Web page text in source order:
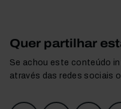
Quer partilhar
Se achou este conteúdo
através das redes sociais